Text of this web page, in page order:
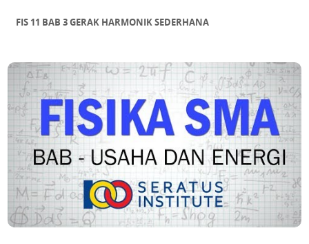
FIS 11 BAB 3 GERAK HARMONIK SEDERHANA